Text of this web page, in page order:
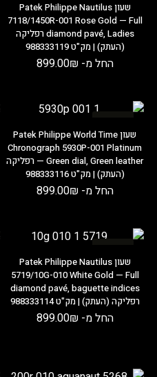
שעון Patek Philippe Nautilus
7118/1450R-001 Rose Gold — Full
diamond pavé, Ladies רפליקה
(העתק) | מק"ט 988333119
החל מ- 899.00₪
שעון Patek Philippe World Time
Chronograph 5930P-001 Platinum
— Green dial, Green leather רפליקה
(העתק) | מק"ט 988333116
החל מ- 899.00₪
שעון Patek Philippe Nautilus
5719/10G-010 White Gold — Full
diamond pavé, baguette indices
רפליקה (העתק) | מק"ט 988333114
החל מ- 899.00₪